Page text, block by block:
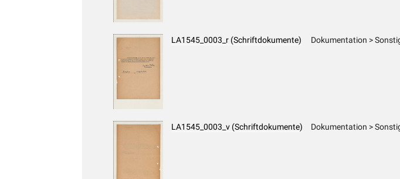
LA1545_0003_r (Schriftdokumente) Dokumentation >
LA1545_0003_v (Schriftdokumente) Dokumentation >